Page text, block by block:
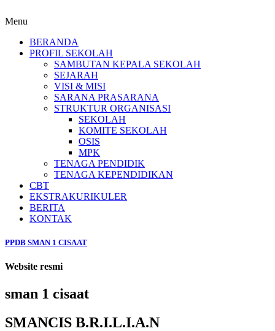
Menu
BERANDA
PROFIL SEKOLAH
SAMBUTAN KEPALA SEKOLAH
SEJARAH
VISI & MISI
SARANA PRASARANA
STRUKTUR ORGANISASI
SEKOLAH
KOMITE SEKOLAH
OSIS
MPK
TENAGA PENDIDIK
TENAGA KEPENDIDIKAN
CBT
EKSTRAKURIKULER
BERITA
KONTAK
PPDB SMAN 1 CISAAT
Website resmi
sman 1 cisaat
SMANCIS B.R.I.L.I.A.N